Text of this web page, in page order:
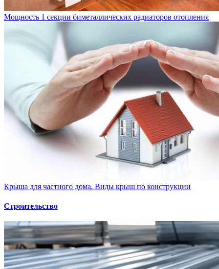
Мощность 1 секции биметаллических радиаторов отопления
Крыша для частного дома. Виды крыш по конструкции
Строительство